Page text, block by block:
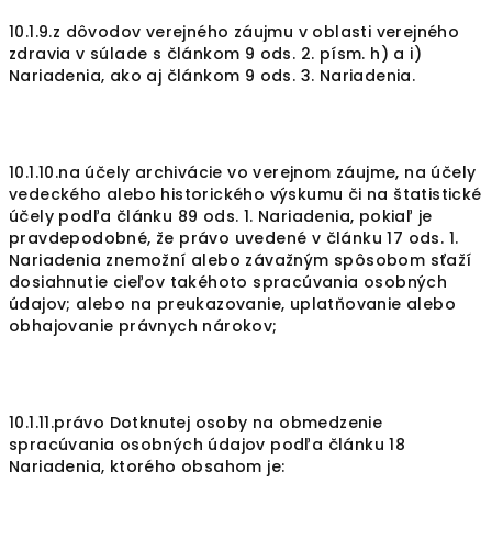
10.1.9.z dôvodov verejného záujmu v oblasti verejného
zdravia v súlade s článkom 9 ods. 2. písm. h) a i)
Nariadenia, ako aj článkom 9 ods. 3. Nariadenia.
10.1.10.na účely archivácie vo verejnom záujme, na účely
vedeckého alebo historického výskumu či na štatistické
účely podľa článku 89 ods. 1. Nariadenia, pokiaľ je
pravdepodobné, že právo uvedené v článku 17 ods. 1.
Nariadenia znemožní alebo závažným spôsobom sťaží
dosiahnutie cieľov takéhoto spracúvania osobných
údajov; alebo na preukazovanie, uplatňovanie alebo
obhajovanie právnych nárokov;
10.1.11.právo Dotknutej osoby na obmedzenie
spracúvania osobných údajov podľa článku 18
Nariadenia, ktorého obsahom je: